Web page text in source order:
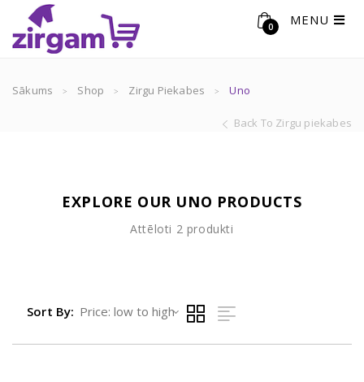
MENU
0
Sākums Shop Zirgu Piekabes Uno
Back To Zirgu piekabes
EXPLORE OUR UNO PRODUCTS
Attēloti 2 produkti
to
Sort By: